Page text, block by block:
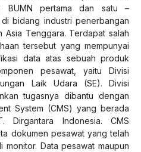
BUMN pertama dan satu –
bidang industri penerbangan
Asia Tenggara. Terdapat salah
tersebut yang mempunyai
data atas sebuah produk
pesawat, yaitu Divisi
Laik Udara (SE). Divisi
tugasnya dibantu dengan
System (CMS) yang berada
Indonesia. CMS
dokumen pesawat yang telah
Data pesawat maupun